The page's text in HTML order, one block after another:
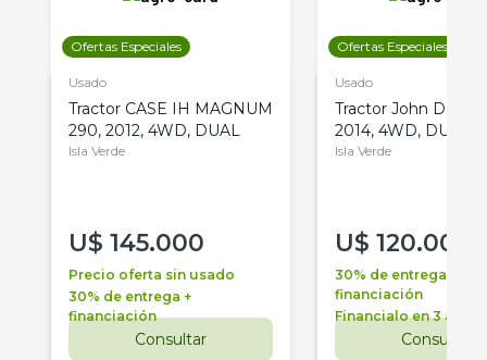
Ofertas Especiales
Usado
Tractor CASE IH MAGNUM
290, 2012, 4WD, DUAL
Isla Verde
U$ 145.000
Precio oferta sin usado
30% de entrega +
financiación
Consultar
Ofertas Especiales
Usado
Tractor John Deere
2014, 4WD, DUAL
Isla Verde
U$ 120.000
30% de entrega +
financiación
Financialo en 3 años
Consultar